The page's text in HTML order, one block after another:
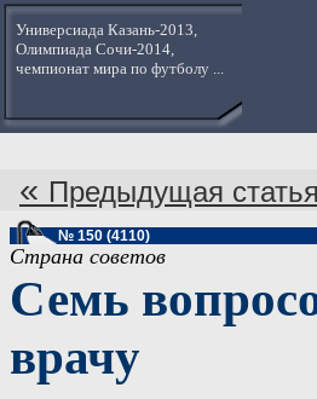
Универсиада Казань-2013,
Олимпиада Сочи-2014,
чемпионат мира по футболу ...
« Предыдущая статья
№ 150 (4110)
Страна советов
Семь
врачу